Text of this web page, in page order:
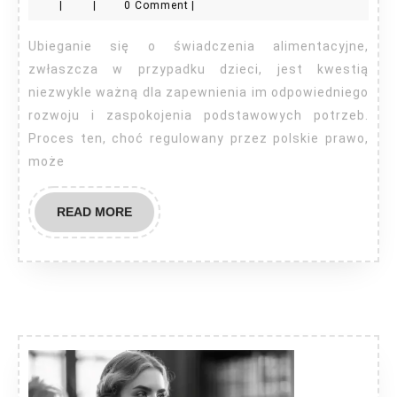
wniosek
o
alimenty?
0 Comment
Ubieganie się o świadczenia alimentacyjne,
zwłaszcza w przypadku dzieci, jest kwestią
niezwykle ważną dla zapewnienia im odpowiedniego
rozwoju i zaspokojenia podstawowych potrzeb.
Proces ten, choć regulowany przez polskie prawo,
może
READ MOREREAD
MORE